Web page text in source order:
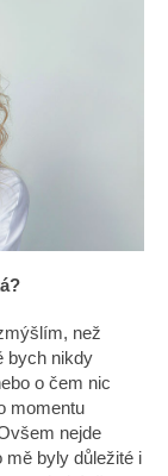
než
bych nikdy
o čem nic
momentu
nejde
mě byly důležité i